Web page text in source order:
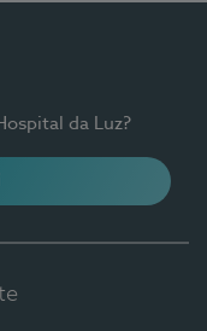
da Luz?